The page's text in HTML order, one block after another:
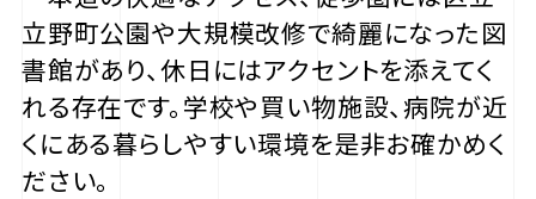
立野町公園や大規模改修で綺麗になった図
書館があり、休日にはアクセントを添えてく
れる存在です。学校や買い物施設、病院が近
くにある暮らしやすい環境を是非お確かめく
ださい。